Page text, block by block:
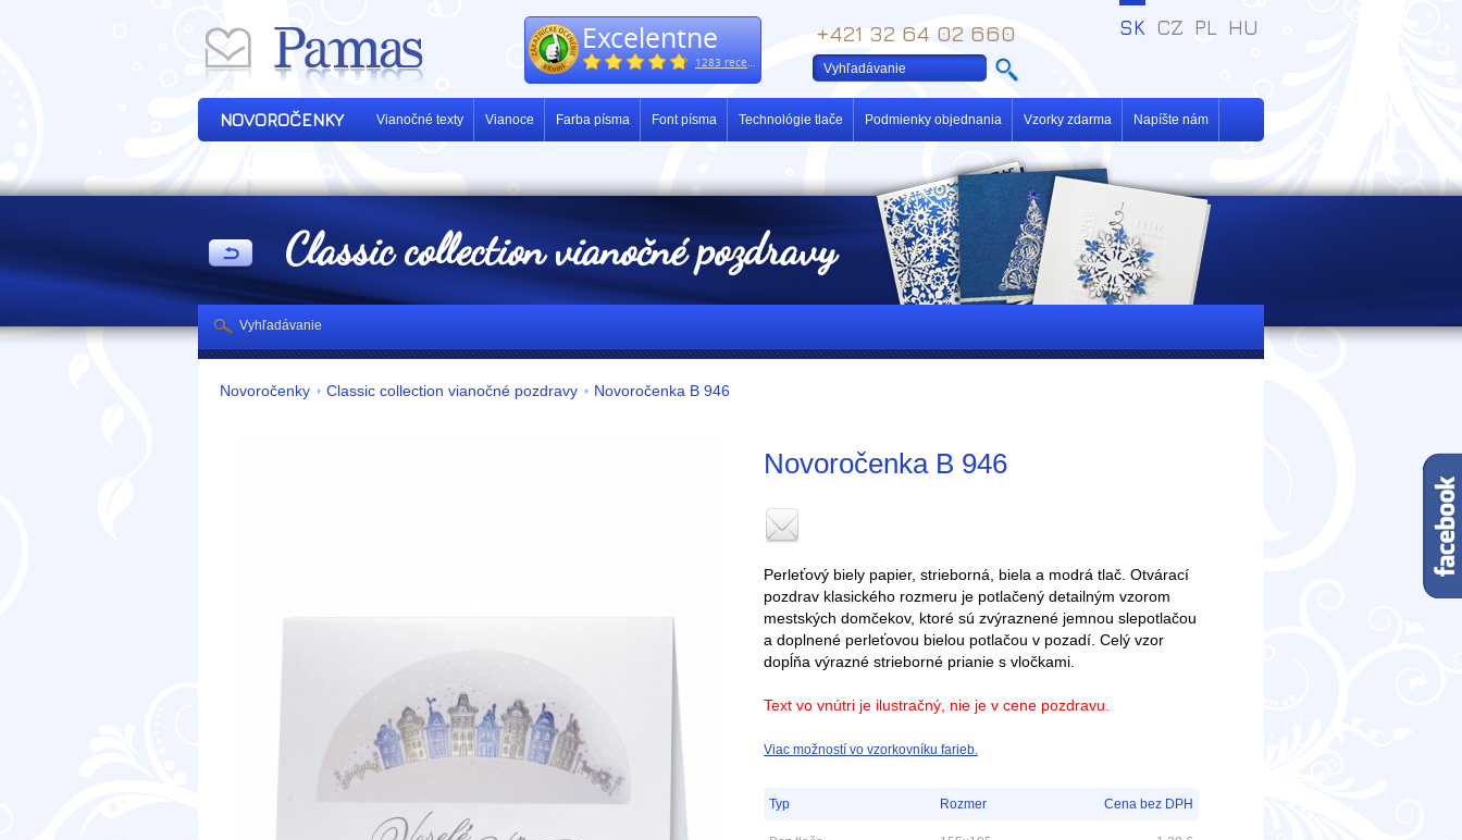
Classic collection vianočné pozdravy
+421 32 64 02 660
Excelentne
1283 recenzií
HU
PL
CZ
SK
NOVOROČENKY Vianočné texty Vianoce Farba písma Font písma Technológie tlače Podmienky objednania Vzorky zdarma Napíšte nám
Novoročenky Classic collection vianočné pozdravy Novoročenka B 946
Novoročenka B 946
Perleťový biely papier, strieborná, biela a modrá tlač. Otvárací
pozdrav klasického rozmeru je potlačený detailným vzorom
mestských domčekov, ktoré sú zvýraznené jemnou slepotlačou
a doplnené perleťovou bielou potlačou v pozadí. Celý vzor
dopĺňa výrazné strieborné prianie s vločkami.
Text vo vnútri je ilustračný, nie je v cene pozdravu.
Viac možností vo vzorkovníku farieb.
Typ Rozmer Cena bez DPH
Vyhľadávanie